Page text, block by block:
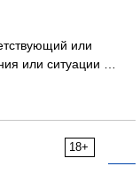
или
или ситуации …
18+